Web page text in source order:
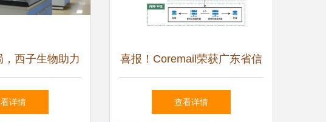
西子生物助力
养生新风尚
详情
喜报！Coremail荣获广东省信
息技术应用创新优秀产品和解
查看详情